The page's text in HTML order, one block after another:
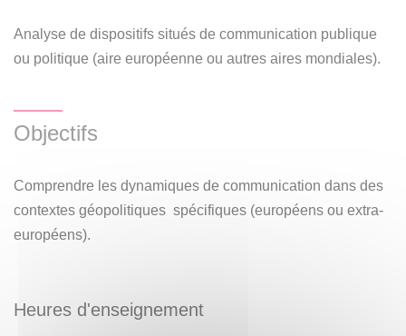
Analyse de dispositifs situés de communication publique
ou politique (aire européenne ou autres aires mondiales).
Objectifs
Comprendre les dynamiques de communication dans des
contextes géopolitiques spécifiques (européens ou extra-
européens).
Heures d'enseignement